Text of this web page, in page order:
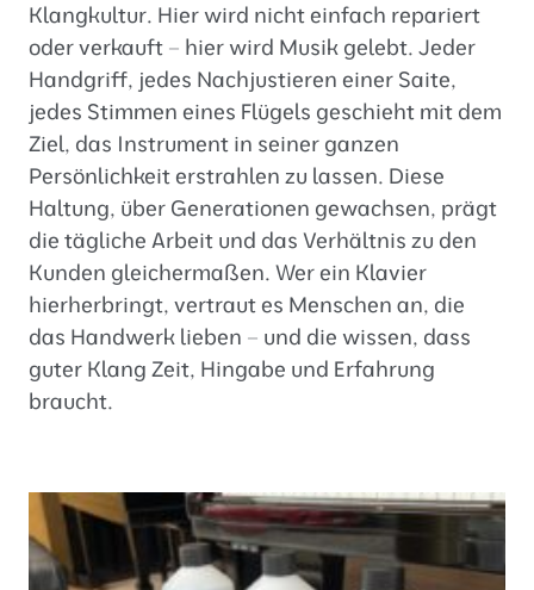
Klangkultur. Hier wird nicht einfach repariert
oder verkauft – hier wird Musik gelebt. Jeder
Handgriff, jedes Nachjustieren einer Saite,
jedes Stimmen eines Flügels geschieht mit dem
Ziel, das Instrument in seiner ganzen
Persönlichkeit erstrahlen zu lassen. Diese
Haltung, über Generationen gewachsen, prägt
die tägliche Arbeit und das Verhältnis zu den
Kunden gleichermaßen. Wer ein Klavier
hierherbringt, vertraut es Menschen an, die
das Handwerk lieben – und die wissen, dass
guter Klang Zeit, Hingabe und Erfahrung
braucht.